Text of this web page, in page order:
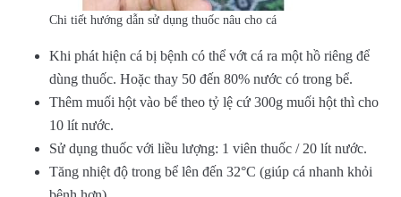
Chi tiết hướng dẫn sử dụng thuốc nâu cho cá
Khi phát hiện cá bị bệnh có thể vớt cá ra một hồ riêng để
dùng thuốc. Hoặc thay 50 đến 80% nước có trong bể.
Thêm muối hột vào bể theo tỷ lệ cứ 300g muối hột thì cho
10 lít nước.
Sử dụng thuốc với liều lượng: 1 viên thuốc / 20 lít nước.
Tăng nhiệt độ trong bể lên đến 32°C (giúp cá nhanh khỏi